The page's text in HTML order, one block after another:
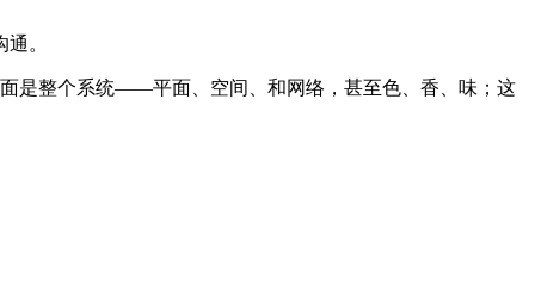
。
是整个系统——平面、空间、和网络，甚至色、香、味；这